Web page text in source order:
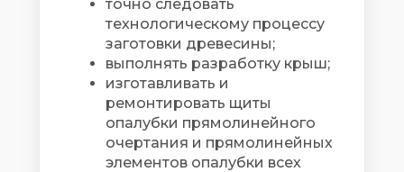
точно следовать
технологическому процессу
заготовки древесины;
выполнять разработку крыш;
изготавливать и
ремонтировать щиты
опалубки прямолинейного
очертания и прямолинейных
элементов опалубки всех